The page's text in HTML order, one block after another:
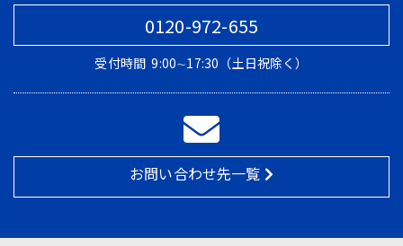
0120-972-655
受付時間 9:00∼17:30（土日祝除く）
お問い合わせ先一覧